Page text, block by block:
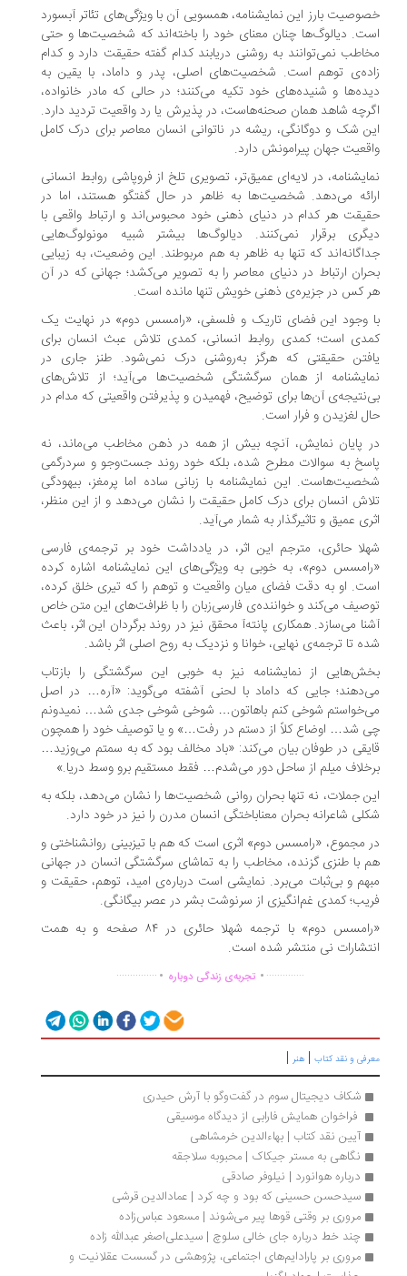
بارز این نمایشنامه، همسویی آن با ویژگی‌های تئاتر آبسورد
دیالوگ‌ها چنان معنای خود را باخته‌اند که شخصیت‌ها و حتی
نمی‌توانند به روشنی دریابند کدام گفته حقیقت دارد و کدام
توهم است. شخصیت‌های اصلی، پدر و داماد، با یقین به
و شنیده‌های خود تکیه می‌کنند؛ در حالی که مادر خانواده،
شاهد همان صحنه‌هاست، در پذیرش یا رد واقعیت تردید دارد.
شک و دوگانگی، ریشه در ناتوانی انسان معاصر برای درک کامل
جهان پیرامونش دارد.
در لایه‌ای عمیق‌تر، تصویری تلخ از فروپاشی روابط انسانی
می‌دهد. شخصیت‌ها به ظاهر در حال گفتگو هستند، اما در
هر کدام در دنیای ذهنی خود محبوس‌اند و ارتباط واقعی با
برقرار نمی‌کنند. دیالوگ‌ها بیشتر شبیه مونولوگ‌هایی
که تنها به ظاهر به هم مربوطند. این وضعیت، به زیبایی
ارتباط در دنیای معاصر را به تصویر می‌کشد؛ جهانی که در آن
کس در جزیره‌ی ذهنی خویش تنها مانده است.
وجود این فضای تاریک و فلسفی، «رامسس دوم» در نهایت یک
است؛ کمدی روابط انسانی، کمدی تلاش عبث انسان برای
حقیقتی که هرگز به‌روشنی درک نمی‌شود. طنز جاری در
از همان سرگشتگی شخصیت‌ها می‌آید؛ از تلاش‌های
آن‌ها برای توضیح، فهمیدن و پذیرفتن واقعیتی که مدام در
لغزیدن و فرار است.
پایان نمایش، آنچه بیش از همه در ذهن مخاطب می‌ماند، نه
به سوالات مطرح شده، بلکه خود روند جست‌وجو و سردرگمی
این نمایشنامه با زبانی ساده اما پرمغز، بیهودگی
انسان برای درک کامل حقیقت را نشان می‌دهد و از این منظر،
عمیق و تاثیرگذار به شمار می‌آید.
حائری، مترجم این اثر، در یادداشت خود بر ترجمه‌ی فارسی
دوم»، به خوبی به ویژگی‌های این نمایشنامه اشاره کرده
او به دقت فضای میان واقعیت و توهم را که تیری خلق کرده،
می‌کند و خواننده‌ی فارسی‌زبان را با ظرافت‌های این متن خاص
می‌سازد. همکاری پانته‌آ محقق نیز در روند برگردان این اثر، باعث
تا ترجمه‌ی نهایی، خوانا و نزدیک به روح اصلی اثر باشد.
از نمایشنامه نیز به خوبی این سرگشتگی را بازتاب
جایی که داماد با لحنی آشفته می‌گوید: «آره… در اصل
شوخی کنم باهاتون… شوخی شوخی جدی شد… نمیدونم
شد… اوضاع کلاً از دستم در رفت…» و یا توصیف خود را همچون
در طوفان بیان می‌کند: «باد مخالف بود که به سمتم می‌وزید…
میلم از ساحل دور می‌شدم… فقط مستقیم برو وسط دریا.»
جملات، نه تنها بحران روانی شخصیت‌ها را نشان می‌دهد، بلکه به
شاعرانه بحران معناباختگی انسان مدرن را نیز در خود دارد.
مجموع، «رامسس دوم» اثری است که هم با تیزبینی روانشناختی و
با طنزی گزنده، مخاطب را به تماشای سرگشتگی انسان در جهانی
و بی‌ثبات می‌برد. نمایشی است درباره‌ی امید، توهم، حقیقت و
کمدی غم‌انگیزی از سرنوشت بشر در عصر بیگانگی.
«رامسس دوم» با ترجمه شهلا حائری در ۸۴ صفحه و به همت
نی منتشر شده است.
............... .تجربه‌ی زندگی دوباره ...............
و نقد کتاب|هنر|
شکاف دیجیتال سوم در گفت‌وگو با آرش حیدری
فراخوان همایش فارابی از دیدگاه موسیقی
آیین نقد کتاب | بهاءالدین خرمشاهی
نگاهی به مستر جیکاک | محبوبه سلاجقه
درباره هوانورد | نیلوفر صادقی
سیدحسن حسینی که بود و چه کرد | عمادالدین قرشی
مروری بر وقتی قوها پیر می‌شوند | مسعود عباس‌زاده
چند خط درباره جای خالی سلوچ | سیدعلی‌اصغر عبدالله زاده
مروری بر پارادایم‌های اجتماعی، پژوهشی در گسست عقلانیت و